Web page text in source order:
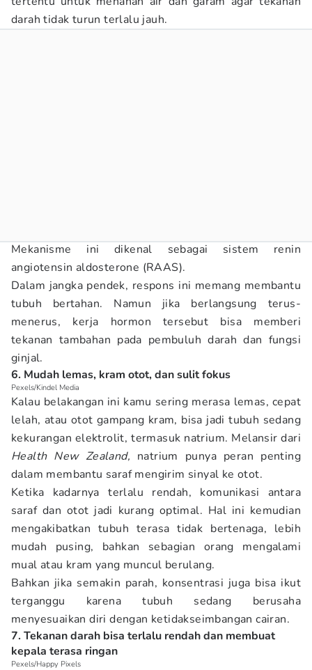
darah tidak turun terlalu jauh.
Mekanisme ini dikenal sebagai sistem renin
angiotensin aldosterone (RAAS).
Dalam jangka pendek, respons ini memang membantu
tubuh bertahan. Namun jika berlangsung terus-
menerus, kerja hormon tersebut bisa memberi
tekanan tambahan pada pembuluh darah dan fungsi
ginjal.
6. Mudah lemas, kram otot, dan sulit fokus
Pexels/Kindel Media
Kalau belakangan ini kamu sering merasa lemas, cepat
lelah, atau otot gampang kram, bisa jadi tubuh sedang
kekurangan elektrolit, termasuk natrium. Melansir dari
Health New Zealand, natrium punya peran penting
dalam membantu saraf mengirim sinyal ke otot.
Ketika kadarnya terlalu rendah, komunikasi antara
saraf dan otot jadi kurang optimal. Hal ini kemudian
mengakibatkan tubuh terasa tidak bertenaga, lebih
mudah pusing, bahkan sebagian orang mengalami
mual atau kram yang muncul berulang.
Bahkan jika semakin parah, konsentrasi juga bisa ikut
terganggu karena tubuh sedang berusaha
menyesuaikan diri dengan ketidakseimbangan cairan.
7. Tekanan darah bisa terlalu rendah dan membuat
kepala terasa ringan
Pexels/Happy Pixels